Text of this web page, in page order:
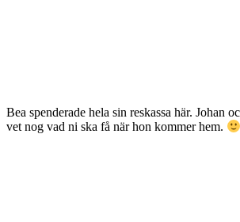
Bea spenderade hela sin reskassa här. Johan
vet nog vad ni ska få när hon kommer hem.